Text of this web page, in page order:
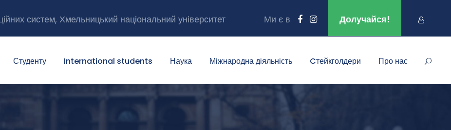
систем, Хмельницький національний університет Ми є в Долучайся!
Студенту International students Наука Міжнародна діяльність Cтейкголдери Про нас